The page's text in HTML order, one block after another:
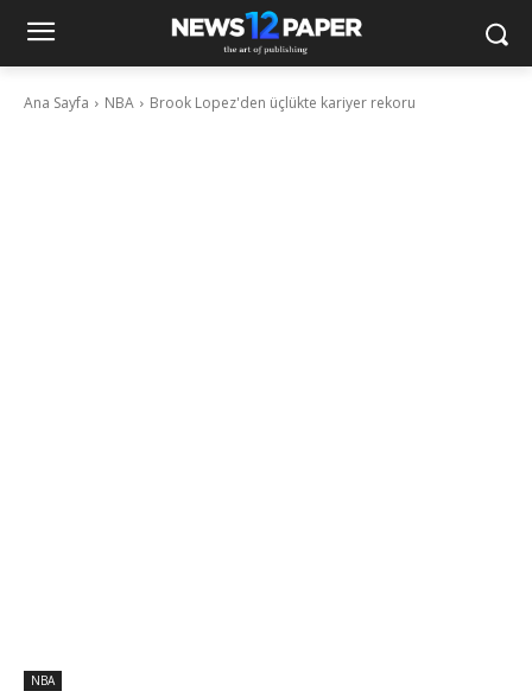
Ana Sayfa NBA Brook Lopez'den üçlükte kariyer rekoru
NBA